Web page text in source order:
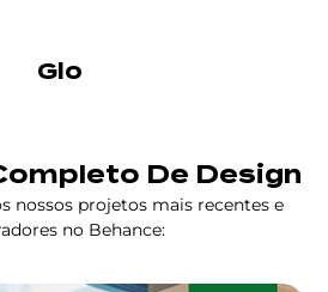
Glo
De Design
nossos projetos mais recentes e
no Behance: